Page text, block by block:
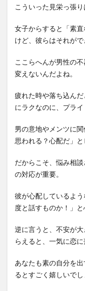
こういった見栄っ張
女子からすると「素
けど、彼らはそれがで
ここらへんが男性の
変えないんだよね。
疲れた時や落ち込ん
にラクなのに、プラ
男の意地やメンツに
思われる？心配だ」と
だからこそ、悩み相
の対応が重要。
彼が心配しているよ
度と話すものか！」
逆に言うと、不安が
らえると、一気に恋に
あなたも素の自分を
るとすごく嬉しいでし